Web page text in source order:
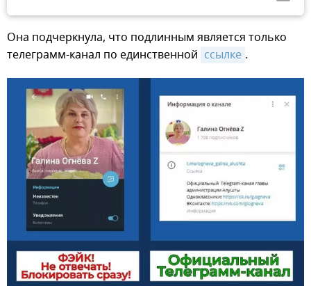
Она подчеркнула, что подлинным является только
телеграмм-канал по единственной ссылке .